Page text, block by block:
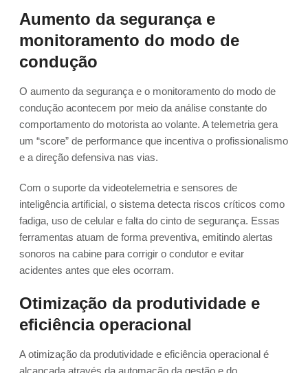
Aumento da segurança e
monitoramento do modo de
condução
O aumento da segurança e o monitoramento do modo de
condução acontecem por meio da análise constante do
comportamento do motorista ao volante. A telemetria gera
um “score” de performance que incentiva o profissionalismo
e a direção defensiva nas vias.
Com o suporte da videotelemetria e sensores de
inteligência artificial, o sistema detecta riscos críticos como
fadiga, uso de celular e falta do cinto de segurança. Essas
ferramentas atuam de forma preventiva, emitindo alertas
sonoros na cabine para corrigir o condutor e evitar
acidentes antes que eles ocorram.
Otimização da produtividade e
eficiência operacional
A otimização da produtividade e eficiência operacional é
alcançada através da automação da gestão e do